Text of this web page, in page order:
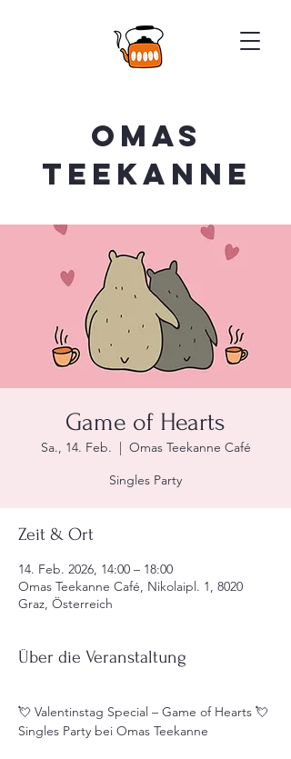
Omas
Teekanne
Game of Hearts
Sa., 14. Feb.
  |
Omas Teekanne Café
Singles Party
Zeit & Ort
14. Feb. 2026, 14:00 – 18:00
Omas Teekanne Café, Nikolaipl. 1, 8020
Graz, Österreich
Über die Veranstaltung
💘 Valentinstag Special – Game of Hearts 💘
Singles Party bei Omas Teekanne